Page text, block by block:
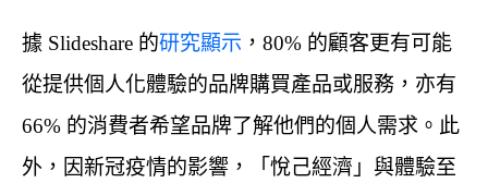
據 Slideshare 的研究顯示 ，80% 的顧客更有可能
從提供個人化體驗的品牌購買產品或服務，亦有
66% 的消費者希望品牌了解他們的個人需求。此
外，因新冠疫情的影響，「悅己經濟」與體驗至